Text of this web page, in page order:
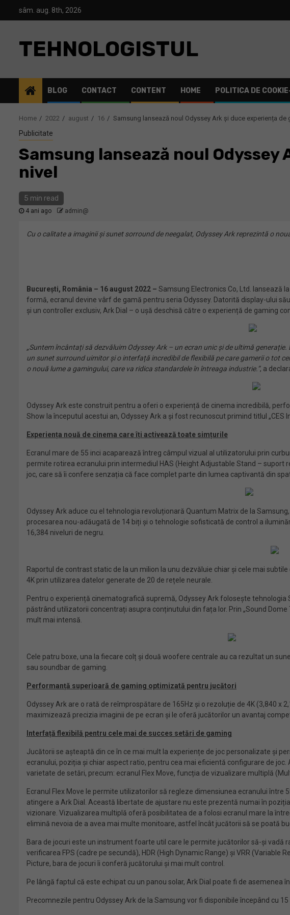
sâm. aug. 8th, 2026
TEHNOLOGISTUL
BLOG CONTACT CONTENT HOME POLITICA DE
Home 2022 august 16 Samsung lansează noul Odyssey Ark și duce experiența de
Publicitate
Samsung lansează noul
nivel
5 min read
4 ani ago admin@
Cu o calitate a imaginii și sunet sorround de neegalat, Odyssey Ark reprezintă o
București, România – 16 august 2022 – Samsung Electronics Co, Ltd. lansează
formă, ecranul devine vârf de gamă pentru seria Odyssey. Datorită display-ului
și un controller exclusiv, Ark Dial – o ușă deschisă către o experiență de gaming
„Suntem încântați să dezvăluim Odyssey Ark – un ecran unic și de ultimă
un sunet surround uimitor și o interfață incredibil de flexibilă pe care gamerii o tot
o nouă lume a gamingului, care va ridica standardele în întreaga industrie.”, a
Odyssey Ark este construit pentru a oferi o experiență de cinema incredibilă,
Show la începutul acestui an, Odyssey Ark a și fost recunoscut primind titlul „CES
Experiența nouă de cinema care îți activează toate simțurile
Ecranul mare de 55 inci acaparează întreg câmpul vizual al utilizatorului prin
permite rotirea ecranului prin intermediul HAS (Height Adjustable Stand – suport
joc, care să îi confere senzația că face complet parte din lumea captivantă din
Odyssey Ark aduce cu el tehnologia revoluționară Quantum Matrix de la
procesarea nou-adăugată de 14 biți și o tehnologie sofisticată de control a
16,384 niveluri de negru.
Raportul de contrast static de la un milion la unu dezvăluie chiar și cele mai
4K prin utilizarea datelor generate de 20 de rețele neurale.
Pentru o experiență cinematografică supremă, Odyssey Ark folosește
păstrând utilizatorii concentrați asupra conținutului din fața lor. Prin „Sound
mult mai intensă.
Cele patru boxe, una la fiecare colț și două woofere centrale au ca rezultat un
sau soundbar de gaming.
Performanță superioară de gaming optimizată pentru jucători
Odyssey Ark are o rată de reîmprospătare de 165Hz și o rezoluție de 4K (3,840 x
maximizează precizia imaginii de pe ecran și le oferă jucătorilor un avantaj
Interfață flexibilă pentru cele mai de succes setări de gaming
Jucătorii se așteaptă din ce în ce mai mult la experiențe de joc personalizate și
ecranului, poziția și chiar aspect ratio, pentru cea mai eficientă configurare de
varietate de setări, precum: ecranul Flex Move, funcția de vizualizare multiplă
Ecranul Flex Move le permite utilizatorilor să regleze dimensiunea ecranului între
atingere a Ark Dial. Această libertate de ajustare nu este prezentă numai în
vizionare. Vizualizarea multiplă oferă posibilitatea de a folosi ecranul mare la
elimină nevoia de a avea mai multe monitoare, astfel încât jucătorii să se poată
Bara de jocuri este un instrument foarte util care le permite jucătorilor să-și vadă
verificarea FPS (cadre pe secundă), HDR (High Dynamic Range) și VRR
Picture, bara de jocuri îi conferă jucătorului și mai mult control.
Pe lângă faptul că este echipat cu un panou solar, Ark Dial poate fi de
Precomnezile pentru Odyssey Ark de la Samsung vor fi disponibile începând cu 15